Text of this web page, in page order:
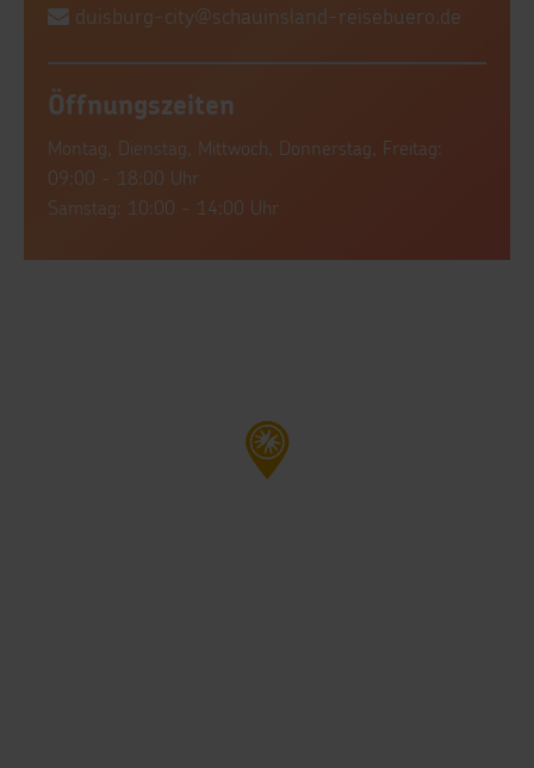
duisburg-city@schauinsland-reisebuero.de
Öffnungszeiten
Montag, Dienstag, Mittwoch, Donnerstag, Freitag:
09:00 - 18:00 Uhr
Samstag: 10:00 - 14:00 Uhr